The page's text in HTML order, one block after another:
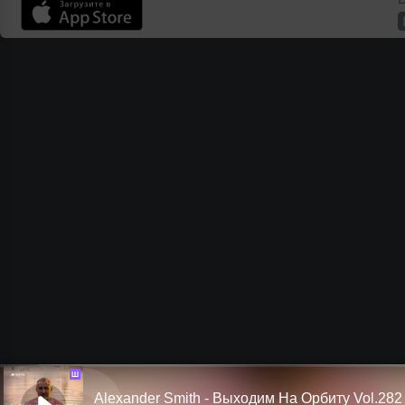
Ш
Alexander Smith - Выходим На Орбиту Vol.282